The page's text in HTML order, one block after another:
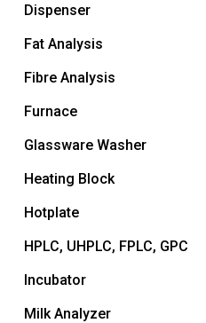
Dispenser
Fat Analysis
Fibre Analysis
Furnace
Glassware Washer
Heating Block
Hotplate
HPLC, UHPLC, FPLC, GPC
Incubator
Milk Analyzer